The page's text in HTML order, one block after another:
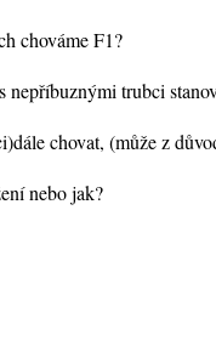
chováme F1?
nepříbuznými trubci
chovat, (může z
nebo jak?